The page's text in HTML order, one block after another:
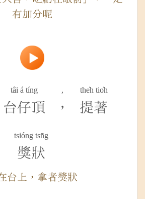
有加分呢
tâi á tíng
台仔頂
,
，
the̍h tio̍h
提著
tsióng tsn̄g
獎狀
台上，拿者獎狀